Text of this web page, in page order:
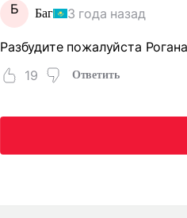
Б Баг 3 года назад
Разбудите пожалуйста
19
Ответить